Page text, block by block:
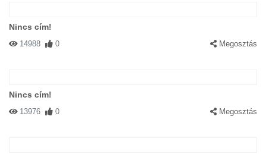
Nincs cím!
14988 0 Megosztás
Nincs cím!
13976 0 Megosztás